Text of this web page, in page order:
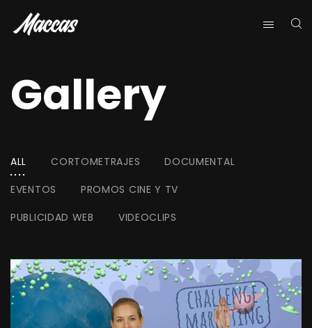
Gallery
ALL CORTOMETRAJES
DOCUMENTAL
EVENTOS
PROMOS CINE Y TV
PUBLICIDAD WEB
VIDEOCLIPS